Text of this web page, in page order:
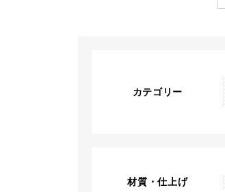
カテゴリー
材質・仕上げ